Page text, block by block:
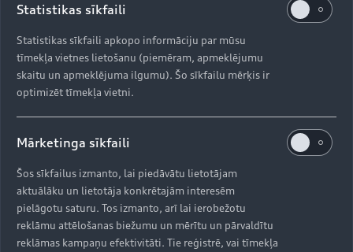
Daudzpusīgs salons un
pārliecinoša braukšana ar
inteliģentajām asistentu
Statistikas sīkfaili
Statistikas sīkfaili apkopo informāciju par mūsu
tīmekļa vietnes lietošanu (piemēram, apmeklējumu
skaitu un apmeklējuma ilgumu). Šo sīkfailu mērķis ir
optimizēt tīmekļa vietni.
Mārketinga sīkfaili
Šos sīkfailus izmanto, lai piedāvātu lietotājam
aktuālāku un lietotāja konkrētajām interesēm
pielāgotu saturu. Tos izmanto, arī lai ierobežotu
reklāmu attēlošanas biežumu un mērītu un pārvaldītu
reklāmas kampaņu efektivitāti. Tie reģistrē, vai tīmekļa